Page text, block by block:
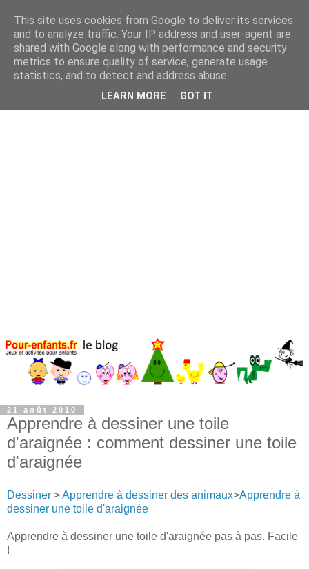
21 août 2010
Apprendre à dessiner une toile
d'araignée : comment dessiner une toile
d'araignée
Dessiner >Apprendre à dessiner des animaux>Apprendre à
dessiner une toile d'araignée
Apprendre à dessiner une toile d'araignée pas à pas. Facile
!
This site uses cookies from Google to deliver its services
and to analyze traffic. Your IP address and user-agent are
shared with Google along with performance and security
metrics to ensure quality of service, generate usage
statistics, and to detect and address abuse.
LEARN MORE GOT IT